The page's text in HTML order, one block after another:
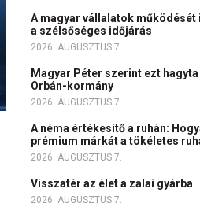
A magyar vállalatok működését
a szélsőséges időjárás
2026. AUGUSZTUS 7.
Magyar Péter szerint ezt
Orbán-kormány
2026. AUGUSZTUS 7.
A néma értékesítő a ruhán:
prémium márkát a tökéletes
2026. AUGUSZTUS 7.
Visszatér az élet a zalai gyárba
2026. AUGUSZTUS 7.